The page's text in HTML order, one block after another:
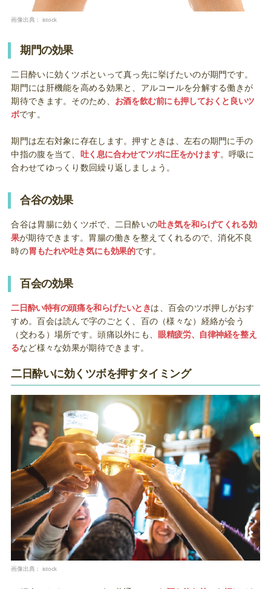
画像出典： istock
期門の効果
二日酔いに効くツボといって真っ先に挙げたいのが期門です。
期門には肝機能を高める効果と、アルコールを分解する働きが
期待できます。そのため、 お酒を飲む前にも押しておくと良いツ
ボです。
期門は左右対象に存在します。押すときは、左右の期門に手の
中指の腹を当て、 吐く息に合わせてツボに圧をかけます。呼吸に
合わせてゆっくり数回繰り返しましょう。
合谷の効果
合谷は胃腸に効くツボで、二日酔いの吐き気を和らげてくれる効
果が期待できます。胃腸の働きを整えてくれるので、消化不良
時の胃もたれや吐き気にも効果的です。
百会の効果
二日酔い特有の頭痛を和らげたいときは、百会のツボ押しがおす
すめ。百会は読んで字のごとく、百の（様々な）経絡が会う
（交わる）場所です。頭痛以外にも、
眼精疲労、自律神経を整え
るなど様々な効果が期待できます。
二日酔いに効くツボを押すタイミング
画像出典： istock